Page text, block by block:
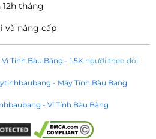
tháng
và nâng cấp
Vi Tính Bàu Bàng - 1,5K người theo dõi
- Máy Tính Bàu Bàng
- Vi Tính Bàu Bàng